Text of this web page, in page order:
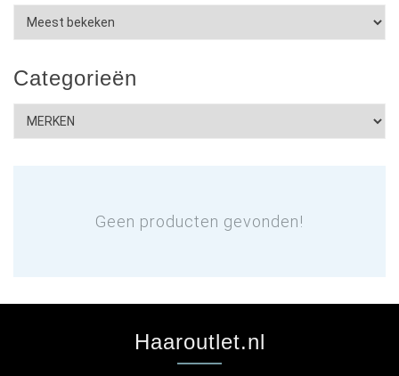
Categorieën
Geen producten gevonden!
Haaroutlet.nl